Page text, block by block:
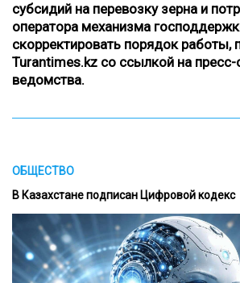
субсидий на перевозку зерна и
оператора механизма
скорректировать порядок работы,
Turantimes.kz со ссылкой на
ведомства.
ОБЩЕСТВО
В Казахстане подписан Цифровой кодекс